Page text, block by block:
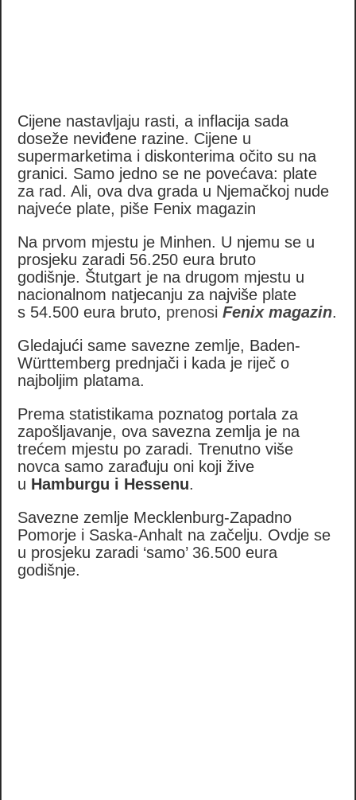
Cijene nastavljaju rasti, a inflacija sada
doseže neviđene razine. Cijene u
supermarketima i diskonterima očito su na
granici. Samo jedno se ne povećava: plate
za rad. Ali, ova dva grada u Njemačkoj nude
najveće plate, piše Fenix magazin
Na prvom mjestu je Minhen. U njemu se u
prosjeku zaradi 56.250 eura bruto
godišnje. Štutgart je na drugom mjestu u
nacionalnom natjecanju za najviše plate
s 54.500 eura bruto, prenosiFenix magazin.
Gledajući same savezne zemlje, Baden-
Württemberg prednjači i kada je riječ o
najboljim platama.
Prema statistikama poznatog portala za
zapošljavanje, ova savezna zemlja je na
trećem mjestu po zaradi. Trenutno više
novca samo zarađuju oni koji žive
u Hamburgu i Hessenu.
Savezne zemlje Mecklenburg-Zapadno
Pomorje i Saska-Anhalt na začelju. Ovdje se
u prosjeku zaradi ‘samo’ 36.500 eura
godišnje.